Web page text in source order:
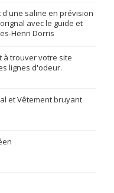
d'une saline en prévision
avec le guide et
Henri Dorris
à trouver votre site
lignes d'odeur.
et Vêtement bruyant